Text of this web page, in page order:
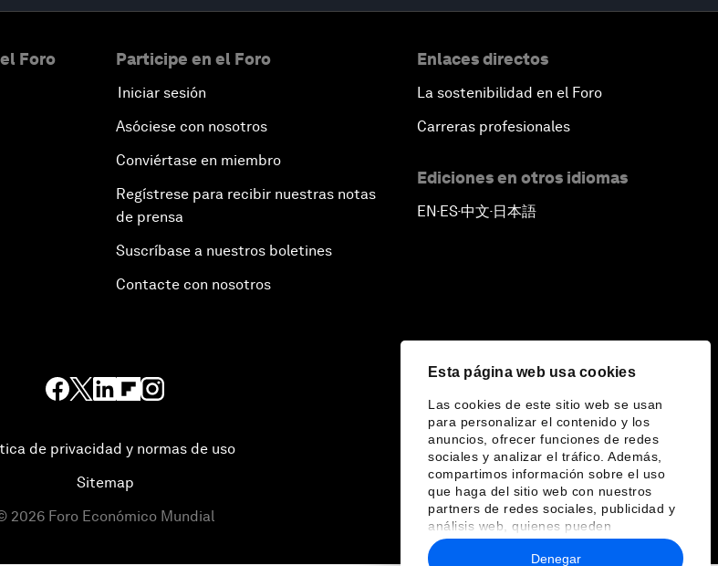
Esta página web usa cookies
Las cookies de este sitio web se usan
para personalizar el contenido y los
anuncios, ofrecer funciones de redes
sociales y analizar el tráfico. Además,
compartimos información sobre el uso
que haga del sitio web con nuestros
partners de redes sociales, publicidad y
análisis web, quienes pueden
combinarla con otra información que les
haya proporcionado o que hayan
Denegar
Foro Participe en el Foro
Iniciar sesión
Asóciese con nosotros
Conviértase en miembro
Regístrese para recibir nuestras notas
de prensa
Suscríbase a nuestros boletines
Contacte con nosotros
Enlaces directos
La sostenibilidad en el Foro
Carreras profesionales
Ediciones en otros idiomas
EN▪ES▪中文▪ 日本語
de privacidad y normas de uso
Sitemap
2026 Foro Económico Mundial